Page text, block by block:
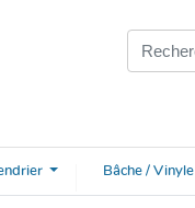
Bâche / Vinyle